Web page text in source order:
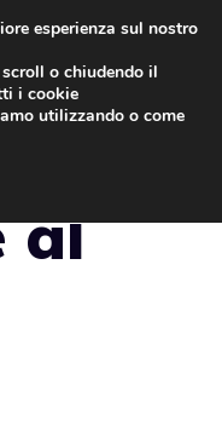
al
esperienza sul nostro
o chiudendo il
i cookie
utilizzando o come